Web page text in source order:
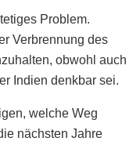
Problem.
Verbrennung des
obwohl auch
Indien denkbar sei.
welche Weg
nächsten Jahre